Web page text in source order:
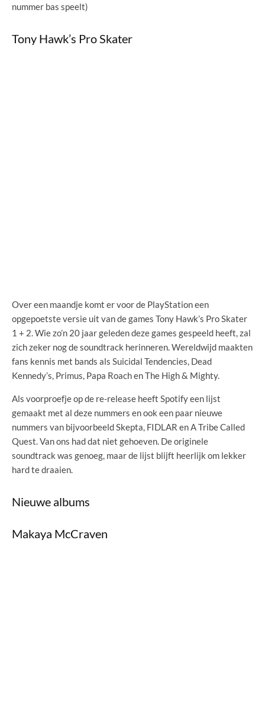
nummer bas speelt)
Tony Hawk’s Pro Skater
Over een maandje komt er voor de PlayStation een
opgepoetste versie uit van de games Tony Hawk’s Pro Skater
1 + 2. Wie zo’n 20 jaar geleden deze games gespeeld heeft, zal
zich zeker nog de soundtrack herinneren. Wereldwijd maakten
fans kennis met bands als Suicidal Tendencies, Dead
Kennedy’s, Primus, Papa Roach en The High & Mighty.
Als voorproefje op de re-release heeft Spotify een lijst
gemaakt met al deze nummers en ook een paar nieuwe
nummers van bijvoorbeeld Skepta, FIDLAR en A Tribe Called
Quest. Van ons had dat niet gehoeven. De originele
soundtrack was genoeg, maar de lijst blijft heerlijk om lekker
hard te draaien.
Nieuwe albums
Makaya McCraven